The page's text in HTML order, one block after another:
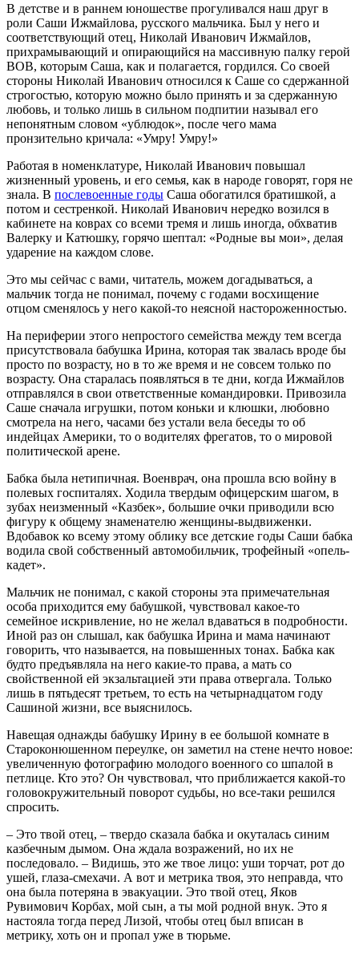
В детстве и в раннем юношестве прогуливался наш друг в
роли Саши Ижмайлова, русского мальчика. Был у него и
соответствующий отец, Николай Иванович Ижмайлов,
прихрамывающий и опирающийся на массивную палку герой
ВОВ, которым Саша, как и полагается, гордился. Со своей
стороны Николай Иванович относился к Саше со сдержанной
строгостью, которую можно было принять и за сдержанную
любовь, и только лишь в сильном подпитии называл его
непонятным словом «ублюдок», после чего мама
пронзительно кричала: «Умру! Умру!»
Работая в номенклатуре, Николай Иванович повышал
жизненный уровень, и его семья, как в народе говорят, горя не
знала. В послевоенные годы Саша обогатился братишкой, а
потом и сестренкой. Николай Иванович нередко возился в
кабинете на коврах со всеми тремя и лишь иногда, обхватив
Валерку и Катюшку, горячо шептал: «Родные вы мои», делая
ударение на каждом слове.
Это мы сейчас с вами, читатель, можем догадываться, а
мальчик тогда не понимал, почему с годами восхищение
отцом сменялось у него какой-то неясной настороженностью.
На периферии этого непростого семейства между тем всегда
присутствовала бабушка Ирина, которая так звалась вроде бы
просто по возрасту, но в то же время и не совсем только по
возрасту. Она старалась появляться в те дни, когда Ижмайлов
отправлялся в свои ответственные командировки. Привозила
Саше сначала игрушки, потом коньки и клюшки, любовно
смотрела на него, часами без устали вела беседы то об
индейцах Америки, то о водителях фрегатов, то о мировой
политической арене.
Бабка была нетипичная. Военврач, она прошла всю войну в
полевых госпиталях. Ходила твердым офицерским шагом, в
зубах неизменный «Казбек», большие очки приводили всю
фигуру к общему знаменателю женщины-выдвиженки.
Вдобавок ко всему этому облику все детские годы Саши бабка
водила свой собственный автомобильчик, трофейный «опель-
кадет».
Мальчик не понимал, с какой стороны эта примечательная
особа приходится ему бабушкой, чувствовал какое-то
семейное искривление, но не желал вдаваться в подробности.
Иной раз он слышал, как бабушка Ирина и мама начинают
говорить, что называется, на повышенных тонах. Бабка как
будто предъявляла на него какие-то права, а мать со
свойственной ей экзальтацией эти права отвергала. Только
лишь в пятьдесят третьем, то есть на четырнадцатом году
Сашиной жизни, все выяснилось.
Навещая однажды бабушку Ирину в ее большой комнате в
Староконюшенном переулке, он заметил на стене нечто новое:
увеличенную фотографию молодого военного со шпалой в
петлице. Кто это? Он чувствовал, что приближается какой-то
головокружительный поворот судьбы, но все-таки решился
спросить.
– Это твой отец, – твердо сказала бабка и окуталась синим
казбечным дымом. Она ждала возражений, но их не
последовало. – Видишь, это же твое лицо: уши торчат, рот до
ушей, глаза-смехачи. А вот и метрика твоя, это неправда, что
она была потеряна в эвакуации. Это твой отец, Яков
Рувимович Корбах, мой сын, а ты мой родной внук. Это я
настояла тогда перед Лизой, чтобы отец был вписан в
метрику, хоть он и пропал уже в тюрьме.